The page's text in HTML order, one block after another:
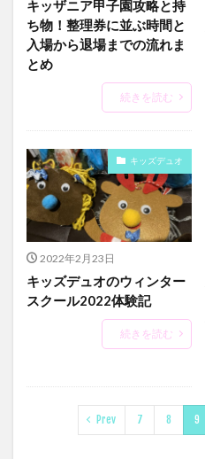
キッザニア甲子園攻略と持
ち物！整理券に並ぶ時間と
入場から退場までの流れま
とめ
続きを読む
キッズデュオ
2022年2月23日
キッズデュオのウィンター
スクール2022体験記
続きを読む
Prev 7 8 9